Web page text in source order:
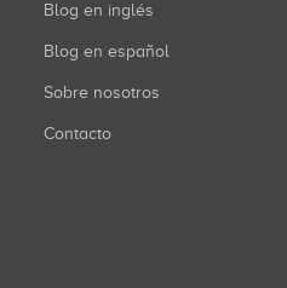
Blog en inglés
Blog en español
Sobre nosotros
Contacto